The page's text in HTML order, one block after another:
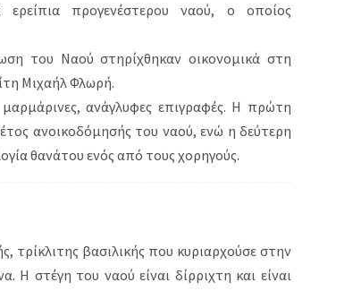
προγενέστερου ναού, ο οποίος
του Ναού στηρίχθηκαν οικονομικά στη
Μιχαήλ Φλωρή.
ανάγλυφες επιγραφές. Η πρώτη
ανοικοδόμησής του ναού, ενώ η δεύτερη
θανάτου ενός από τους χορηγούς.
βασιλικής που κυριαρχούσε στην
Η στέγη του ναού είναι δίρριχτη και είναι